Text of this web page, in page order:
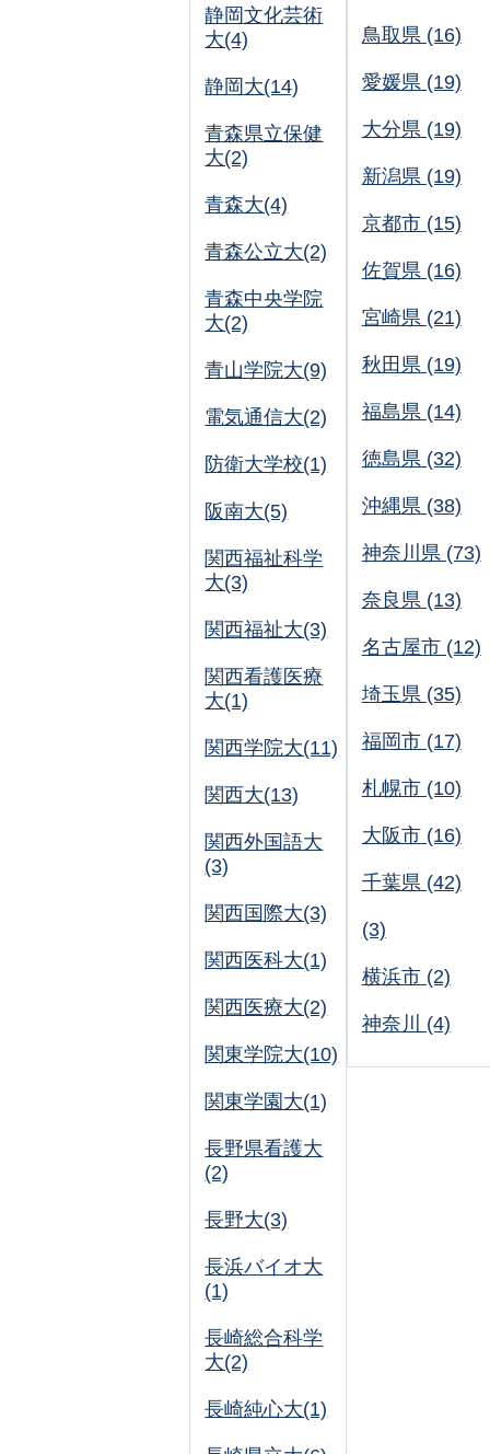
静岡文化芸術
大(4)
静岡大(14)
青森県立保健
大(2)
青森大(4)
青森公立大(2)
青森中央学院
大(2)
青山学院大(9)
電気通信大(2)
防衛大学校(1)
阪南大(5)
関西福祉科学
大(3)
関西福祉大(3)
関西看護医療
大(1)
関西学院大(11)
関西大(13)
関西外国語大
(3)
関西国際大(3)
関西医科大(1)
関西医療大(2)
関東学院大(10)
関東学園大(1)
長野県看護大
(2)
長野大(3)
長浜バイオ大
(1)
長崎総合科学
大(2)
長崎純心大(1)
鳥取県 (16)
愛媛県 (19)
大分県 (19)
新潟県 (19)
京都市 (15)
佐賀県 (16)
宮崎県 (21)
秋田県 (19)
福島県 (14)
徳島県 (32)
沖縄県 (38)
神奈川県 (73)
奈良県 (13)
名古屋市 (12)
埼玉県 (35)
福岡市 (17)
札幌市 (10)
大阪市 (16)
千葉県 (42)
(3)
横浜市 (2)
神奈川 (4)